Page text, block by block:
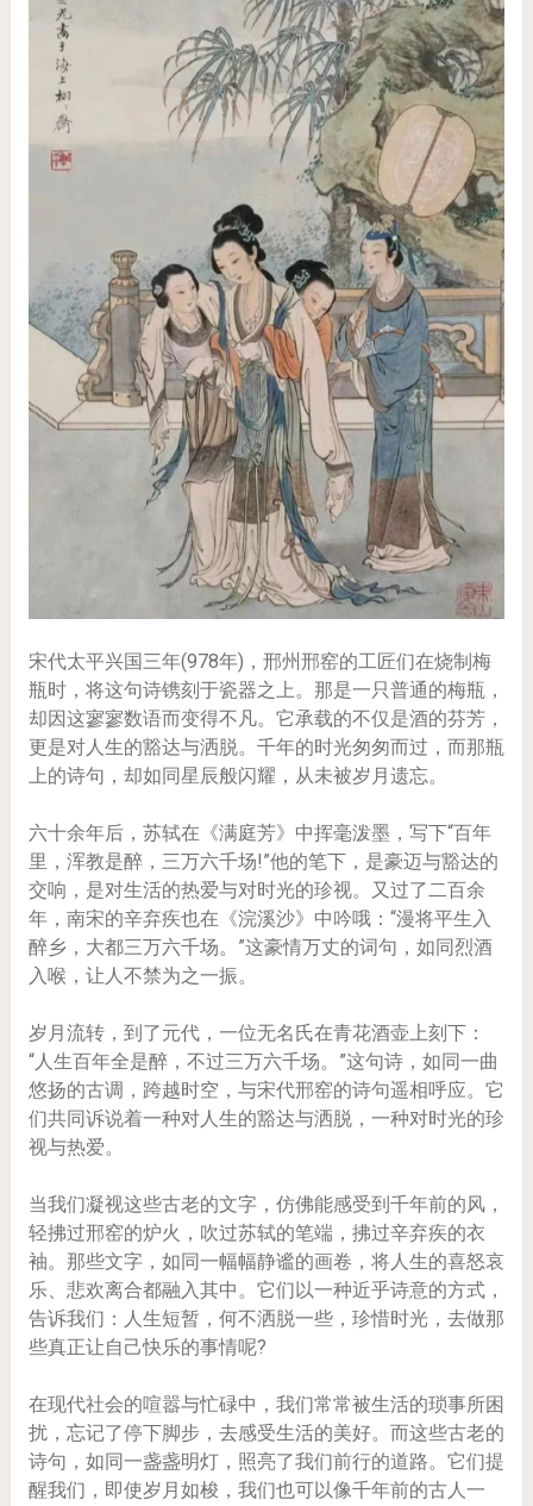
宋代太平兴国三年(978年)，邢州邢窑的工匠们在烧制梅
瓶时，将这句诗镌刻于瓷器之上。那是一只普通的梅瓶，
却因这寥寥数语而变得不凡。它承载的不仅是酒的芬芳，
更是对人生的豁达与洒脱。千年的时光匆匆而过，而那瓶
上的诗句，却如同星辰般闪耀，从未被岁月遗忘。
六十余年后，苏轼在《满庭芳》中挥毫泼墨，写下“百年
里，浑教是醉，三万六千场!”他的笔下，是豪迈与豁达的
交响，是对生活的热爱与对时光的珍视。又过了二百余
年，南宋的辛弃疾也在《浣溪沙》中吟哦：“漫将平生入
醉乡，大都三万六千场。”这豪情万丈的词句，如同烈酒
入喉，让人不禁为之一振。
岁月流转，到了元代，一位无名氏在青花酒壶上刻下：
“人生百年全是醉，不过三万六千场。”这句诗，如同一曲
悠扬的古调，跨越时空，与宋代邢窑的诗句遥相呼应。它
们共同诉说着一种对人生的豁达与洒脱，一种对时光的珍
视与热爱。
当我们凝视这些古老的文字，仿佛能感受到千年前的风，
轻拂过邢窑的炉火，吹过苏轼的笔端，拂过辛弃疾的衣
袖。那些文字，如同一幅幅静谧的画卷，将人生的喜怒哀
乐、悲欢离合都融入其中。它们以一种近乎诗意的方式，
告诉我们：人生短暂，何不洒脱一些，珍惜时光，去做那
些真正让自己快乐的事情呢?
在现代社会的喧嚣与忙碌中，我们常常被生活的琐事所困
扰，忘记了停下脚步，去感受生活的美好。而这些古老的
诗句，如同一盏盏明灯，照亮了我们前行的道路。它们提
醒我们，即使岁月如梭，我们也可以像千年前的古人一